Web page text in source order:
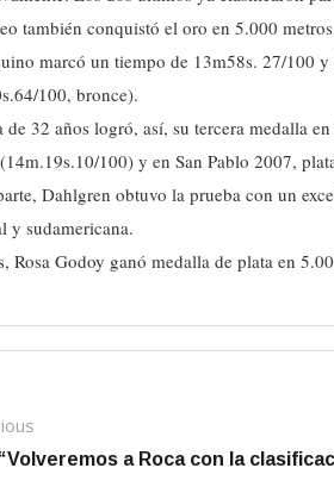
también conquistó el oro en 5.000
marcó un tiempo de 13m58s. 27/100
100, bronce).
de 32 años logró, así, su tercera medalla
100) y en San Pablo 2007,
Dahlgren obtuvo la prueba con un
y sudamericana.
Rosa Godoy ganó medalla de plata en
post:
a Roca con la